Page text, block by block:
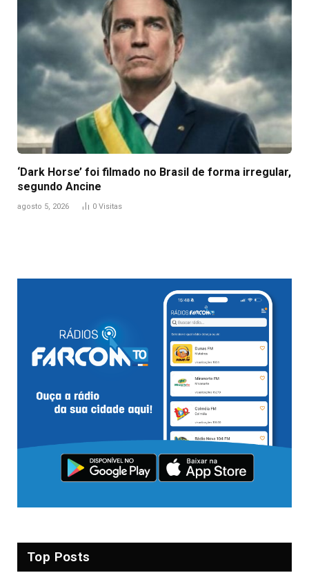
‘Dark Horse’ foi filmado no Brasil de forma irregular,
segundo Ancine
agosto 5, 2026 0 Visitas
Top Posts